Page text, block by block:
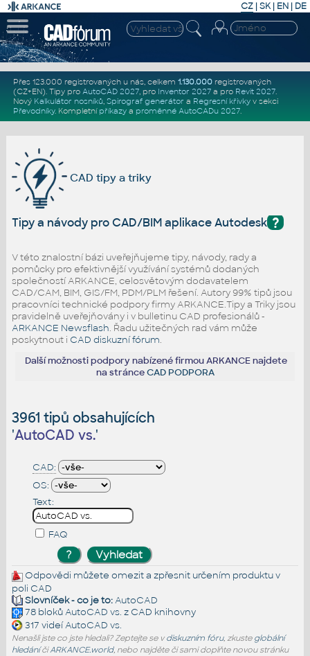
CZ | SK| EN | DE
Přes 123.000 registrovaných u nás, celkem 1.130.000registrovaných
(CZ+EN). Tipy pro AutoCAD 2027, pro Inventor 2027a pro Revit 2027.
Nový Kalkulátor nosníků, Spirograf generátor a Regresní křivkyv sekci
Převodníky. Kompletní příkazya proměnné AutoCADu 2027.
CAD tipy a triky
?
Tipy a návody pro CAD/BIM aplikace Autodesk
V této znalostní bázi uveřejňujeme tipy, návody, rady a
pomůcky pro efektivnější využívání systémů dodaných
společností ARKANCE, celosvětovým dodavatelem
CAD/CAM, BIM, GIS/FM, PDM/PLM řešení. Autory 99% tipů jsou
pracovníci technické podpory firmy ARKANCE.Tipy a Triky jsou
pravidelně uveřejňovány i v bulletinu CAD profesionálů -
ARKANCE Newsflash. Řadu užitečných rad vám může
poskytnout i CAD diskuzní fórum.
Další možnosti podpory nabízené firmou ARKANCE najdete
na stránceCAD PODPORA
3961 tipů obsahujících
'AutoCAD vs.'
CAD:
OS:
Text:
FAQ
Odpovědi můžete omezit a zpřesnit určením produktu v
poli CAD
Slovníček - co je to:AutoCAD
78 blokůAutoCAD vs. z CAD knihovny
317 videíAutoCAD vs.
Nenašli jste co jste hledali? Zeptejte se v diskuzním fóru, zkuste globální
hledáníčiARKANCE.world, nebo najděte či sami doplňte novou stránku